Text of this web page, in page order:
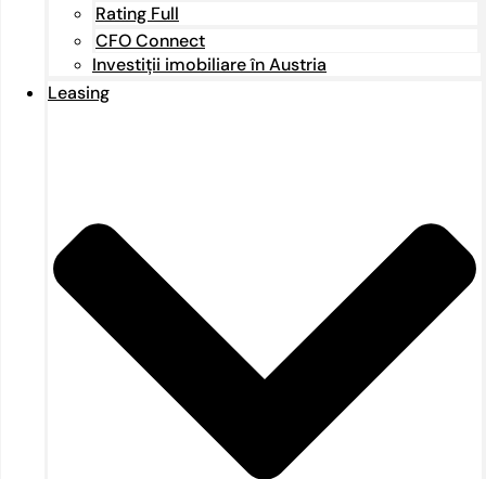
Rating Full
CFO Connect
Investiții imobiliare în Austria
Leasing